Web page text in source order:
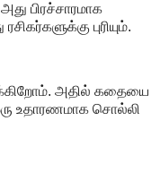
பிரச்சாரமாக
புரியும்.
அதில் கதையை
உதாரணமாக சொல்லி